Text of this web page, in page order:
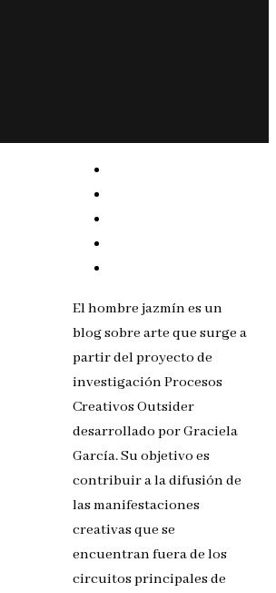
El hombre jazmín es un
blog sobre arte que surge a
partir del proyecto de
investigación Procesos
Creativos Outsider
desarrollado por Graciela
García. Su objetivo es
contribuir a la difusión de
las manifestaciones
creativas que se
encuentran fuera de los
circuitos principales de